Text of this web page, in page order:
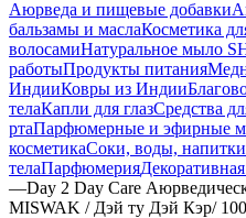
Аюрведа и пищевые добавки
бальзамы и маслаКосметика
волосамиНатуральное мыло
работыПродукты питания
ИндииКовры из Индии
телаКапли для глазСредства
ртаПарфюмерные и эфирные
косметикаСоки, воды, напитки
телаПарфюмерия
—Day 2 Day Care
MISWAK / Дэй ту Дэй Кэр/